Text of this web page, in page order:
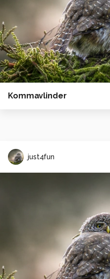
Kommavlinder
just4fun